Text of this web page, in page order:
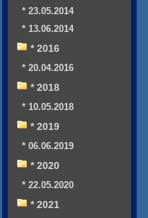
* 23.05.2014
* 13.06.2014
* 2016
* 20.04.2016
* 2018
* 10.05.2018
* 2019
* 06.06.2019
* 2020
* 22.05.2020
* 2021